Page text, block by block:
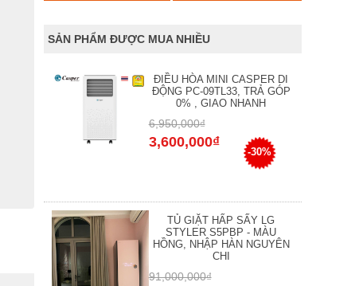
SẢN PHẨM ĐƯỢC MUA NHIỀU
ĐIỀU HÒA MINI CASPER DI
ĐỘNG PC-09TL33, TRẢ GÓP
0% , GIAO NHANH
6,950,000₫
3,600,000₫
-30%
TỦ GIẶT HẤP SẤY LG
STYLER S5PBP - MÀU
HỒNG, NHẬP HÀN NGUYÊN
CHI
91,000,000₫